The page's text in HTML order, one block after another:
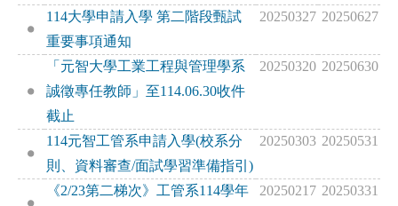
114大學申請入學 第二階段甄試
重要事項通知
20250327 20250627
「元智大學工業工程與管理學系
誠徵專任教師」至114.06.30收件
截止
20250320 20250630
114元智工管系申請入學(校系分
則、資料審查/面試學習準備指引)
20250303 20250531
《2/23第二梯次》工管系114學年
20250217 20250331